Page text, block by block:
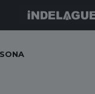
SONA